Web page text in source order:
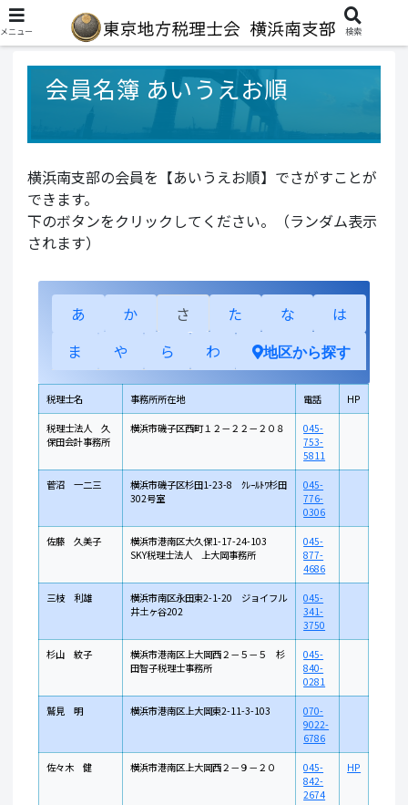
会員名簿 あいうえお順
横浜南支部の会員を【あいうえお順】でさがすことが
できます。
下のボタンをクリックしてください。（ランダム表示
されます）
あ か さ た な
は
ま
や ら わ 地区から探す
税理士名 事務所所在地 電話 HP
税理士法人 久
保田会計事務所
横浜市磯子区西町１２－２２－２０８
045-
753-
5811
菅沼 一二三
横浜市磯子区杉田1-23-8 ｸﾚｰﾙﾄﾜ杉田
302号室
045-
776-
0306
佐藤 久美子
横浜市港南区大久保1-17-24-103
SKY税理士法人 上大岡事務所
045-
877-
4686
三枝 利雄
横浜市南区永田東2-1-20 ジョイフル
井土ヶ谷202
045-
341-
3750
杉山 紋子
横浜市港南区上大岡西２－５－５ 杉
田智子税理士事務所
045-
840-
0281
鷲見 明 横浜市港南区上大岡東2-11-3-103
070-
9022-
6786
佐々木 健 横浜市港南区上大岡西２－９－２０
045-
842-
2674
HP
メニュー 検索